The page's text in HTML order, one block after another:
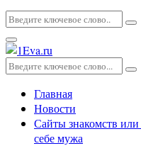
Искать:
Основное
меню
Искать:
Главная
Новости
Сайты знакомств
себе мужа